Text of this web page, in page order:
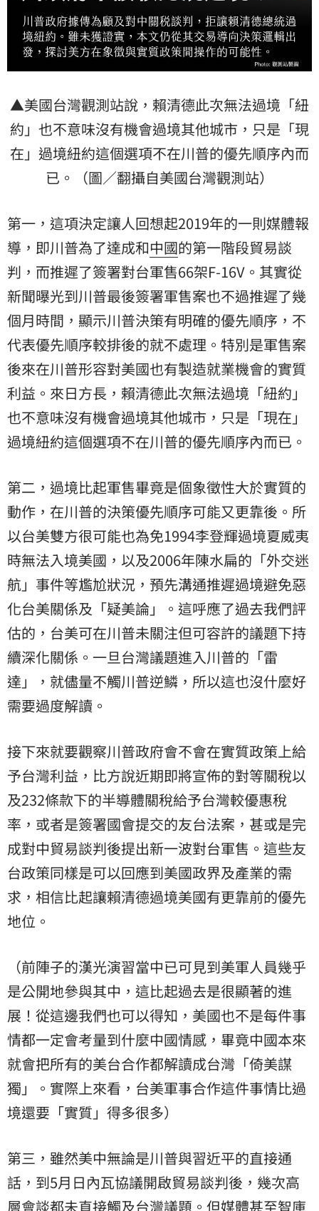
▲美國台灣觀測站​說，賴清德此次無法過境「紐
約」也不意味沒有機會過境其他城市，只是「現
在」過境紐約這個選項不在川普的優先順序內而
已。（圖／翻攝自美國台灣觀測站​）
​第一，這項決定讓人回想起2019年的一則媒體報
導，即川普為了達成和中國的第一階段貿易談
判，而推遲了簽署對台軍售66架F-16V。其實從
新聞曝光到川普最後簽署軍售案也不過推遲了幾
個月時間，顯示川普決策有明確的優先順序，不
代表優先順序較排後的就不處理。特別是軍售案
後來在川普形容對美國也有製造就業機會的實質
利益。來日方長，賴清德此次無法過境「紐約」
也不意味沒有機會過境其他城市，只是「現在」
過境紐約這個選項不在川普的優先順序內而已。
​第二，過境比起軍售畢竟是個象徵性大於實質的
動作，在川普的決策優先順序可能又更靠後。所
以台美雙方很可能也為免1994李登輝過境夏威夷
時無法入境美國，以及2006年陳水扁的「外交迷
航」事件等尷尬狀況，預先溝通推遲過境避免惡
化台美關係及「疑美論」。這呼應了過去我們評
估的，台美可在川普未關注但可容許的議題下持
續深化關係。一旦台灣議題進入川普的「雷
達」，就儘量不觸川普逆鱗，所以這也沒什麼好
需要過度解讀。
​接下來就要觀察川普政府會不會在實質政策上給
予台灣利益，比方說近期即將宣佈的對等關稅以
及232條款下的半導體關稅給予台灣較優惠稅
率，或者是簽署國會提交的友台法案，甚或是完
成對中貿易談判後提出新一波對台軍售。這些友
台政策同樣是可以回應到美國政界及產業的需
求，相信比起讓賴清德過境美國有更靠前的優先
地位。
（前陣子的漢光演習當中已可見到美軍人員幾乎
是公開地參與其中，這比起過去是很顯著的進
展！從這邊我們也可以得知，美國也不是每件事
情都一定會考量到什麼中國情感，畢竟中國本來
就會把所有的美台合作都解讀成台灣「倚美謀
獨」。實際上來看，台美軍事合作這件事情比過
境還要「實質」得多很多）
​第三，雖然美中無論是川普與習近平的直接通
話，到5月日內瓦協議開啟貿易談判後，幾次高
層會談都未直接觸及台灣議題。但媒體甚至智庫